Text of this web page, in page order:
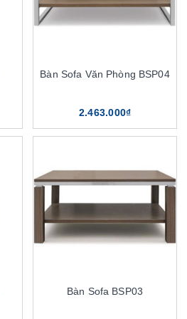
Bàn Sofa Văn Phòng BSP04
2.463.000₫
Bàn Sofa BSP03